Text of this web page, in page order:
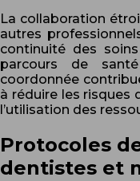
La collaboration
autres
continuité des
parcours de
coordonnée
à réduire les risques
l’utilisation des
Protocoles
dentistes et